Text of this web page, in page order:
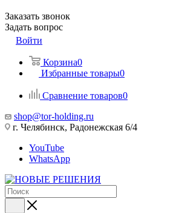
Заказать звонок
Задать вопрос
Войти
Корзина0
Избранные товары0
Сравнение товаров0
shop@tor-holding.ru
г. Челябинск, Радонежская 6/4
YouTube
WhatsApp